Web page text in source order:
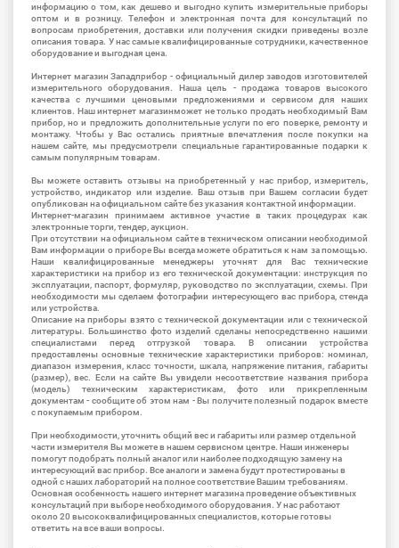
информацию о том, как дешево и выгодно купить измерительные приборы
оптом и в розницу. Телефон и электронная почта для консультаций по
вопросам приобретения, доставки или получения скидки приведены возле
описания товара. У нас самые квалифицированные сотрудники, качественное
оборудование и выгодная цена.
Интернет магазин Западприбор - официальный дилер заводов изготовителей
измерительного оборудования. Наша цель - продажа товаров высокого
качества с лучшими ценовыми предложениями и сервисом для наших
клиентов. Наш интернет магазинможет не только продать необходимый Вам
прибор, но и предложить дополнительные услуги по его поверке, ремонту и
монтажу. Чтобы у Вас остались приятные впечатления после покупки на
нашем сайте, мы предусмотрели специальные гарантированные подарки к
самым популярным товарам.
Вы можете оставить отзывы на приобретенный у нас прибор, измеритель,
устройство, индикатор или изделие. Ваш отзыв при Вашем согласии будет
опубликован на официальном сайте без указания контактной информации.
Интернет-магазин принимаем активное участие в таких процедурах как
электронные торги, тендер, аукцион.
При отсутствии на официальном сайте в техническом описании необходимой
Вам информации о приборе Вы всегда можете обратиться к нам за помощью.
Наши квалифицированные менеджеры уточнят для Вас технические
характеристики на прибор из его технической документации: инструкция по
эксплуатации, паспорт, формуляр, руководство по эксплуатации, схемы. При
необходимости мы сделаем фотографии интересующего вас прибора, стенда
или устройства.
Описание на приборы взято с технической документации или с технической
литературы. Большинство фото изделий сделаны непосредственно нашими
специалистами перед отгрузкой товара. В описании устройства
предоставлены основные технические характеристики приборов: номинал,
диапазон измерения, класс точности, шкала, напряжение питания, габариты
(размер), вес. Если на сайте Вы увидели несоответствие названия прибора
(модель) техническим характеристикам, фото или прикрепленным
документам - сообщите об этом нам - Вы получите полезный подарок вместе
с покупаемым прибором.
При необходимости, уточнить общий вес и габариты или размер отдельной
части измерителя Вы можете в нашем сервисном центре. Наши инженеры
помогут подобрать полный аналог или наиболее подходящую замену на
интересующий вас прибор. Все аналоги и замена будут протестированы в
одной с наших лабораторий на полное соответствие Вашим требованиям.
Основная особенность нашего интернет магазина проведение объективных
консультаций при выборе необходимого оборудования. У нас работают
около 20 высококвалифицированных специалистов, которые готовы
ответить на все ваши вопросы.